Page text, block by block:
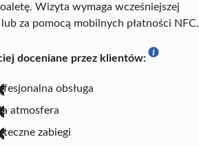
Wizyta wymaga wcześniejszej
za pomocą mobilnych płatności NFC.
doceniane przez klientów:
obsługa
atmosfera
zabiegi